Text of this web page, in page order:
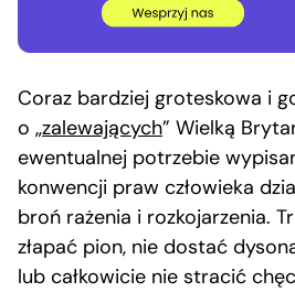
Coraz bardziej groteskowa i
o „zalewających” Wielką
ewentualnej potrzebie
konwencji praw człowieka
broń rażenia i rozkojarzenia.
złapać pion, nie dostać
lub całkowicie nie stracić